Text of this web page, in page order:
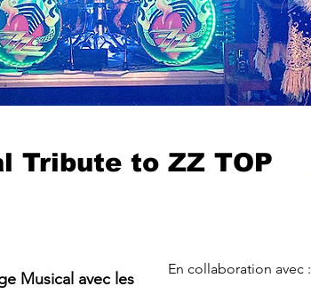
Tribute to ZZ TOP
Musical avec les
En collaboration avec :